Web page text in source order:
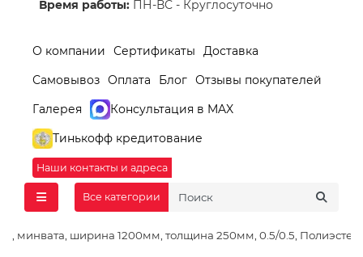
Время работы: ПН-ВС - Круглосуточно
О компании Сертификаты
Доставка
Самовывоз Оплата Блог Отзывы покупателей
Галерея
Консультация в MAX
Тинькофф кредитование
Наши контакты и адреса
Все категории
минвата, ширина 1200мм, толщина 250мм, 0.5/0.5, Полиэстер